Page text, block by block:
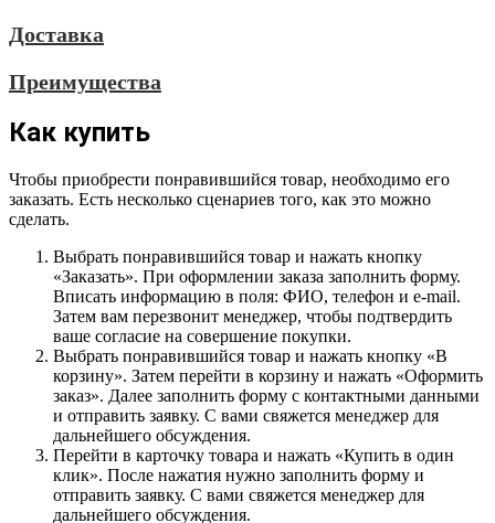
Доставка
Преимущества
Как купить
Чтобы приобрести понравившийся товар, необходимо его
заказать. Есть несколько сценариев того, как это можно
сделать.
Выбрать понравившийся товар и нажать кнопку
«Заказать». При оформлении заказа заполнить форму.
Вписать информацию в поля: ФИО, телефон и e-mail.
Затем вам перезвонит менеджер, чтобы подтвердить
ваше согласие на совершение покупки.
Выбрать понравившийся товар и нажать кнопку «В
корзину». Затем перейти в корзину и нажать «Оформить
заказ». Далее заполнить форму с контактными данными
и отправить заявку. С вами свяжется менеджер для
дальнейшего обсуждения.
Перейти в карточку товара и нажать «Купить в один
клик». После нажатия нужно заполнить форму и
отправить заявку. С вами свяжется менеджер для
дальнейшего обсуждения.